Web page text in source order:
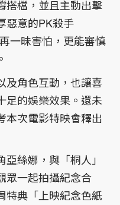
搭檔，並且主動出擊
惡意的PK殺手
一昧害怕，更能審慎
及角色互動，也讓喜
足的娛樂效果。還未
本次電影特映會釋出
絲娜，與「桐人」
眾一起拍攝紀念合
特典「上映紀念色紙